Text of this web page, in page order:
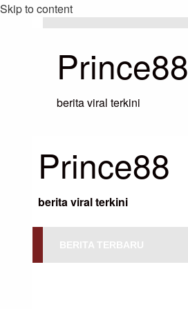
Skip to content
Prince88
berita viral terkini
Prince88
berita viral terkini
BERITA TERBARU